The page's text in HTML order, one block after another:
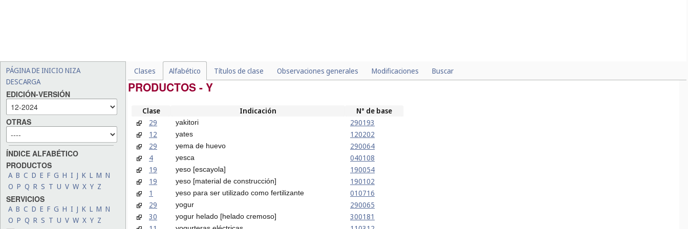
PÁGINA DE INICIO NIZA
DESCARGA
EDICIÓN-VERSIÓN
OTRAS
ÍNDICE ALFABÉTICO
PRODUCTOS
A B C D E F G H I J K L M N
O P Q R S T U V W X Y Z
SERVICIOS
A B C D E F G H I J K L M N
O P Q R S T U V W X Y Z
Clases Alfabético Títulos de clase Observaciones generales Modificaciones Buscar
PRODUCTOS - Y
Clase Indicación
N° de base
29
yakitori
290193
12
yates
120202
29
yema de huevo
290064
4
yesca
040108
19
yeso [escayola]
190054
19
yeso [material de construcción]
190102
1
yeso para ser utilizado como fertilizante
010716
29
yogur
290065
30
yogur helado [helado cremoso]
300181